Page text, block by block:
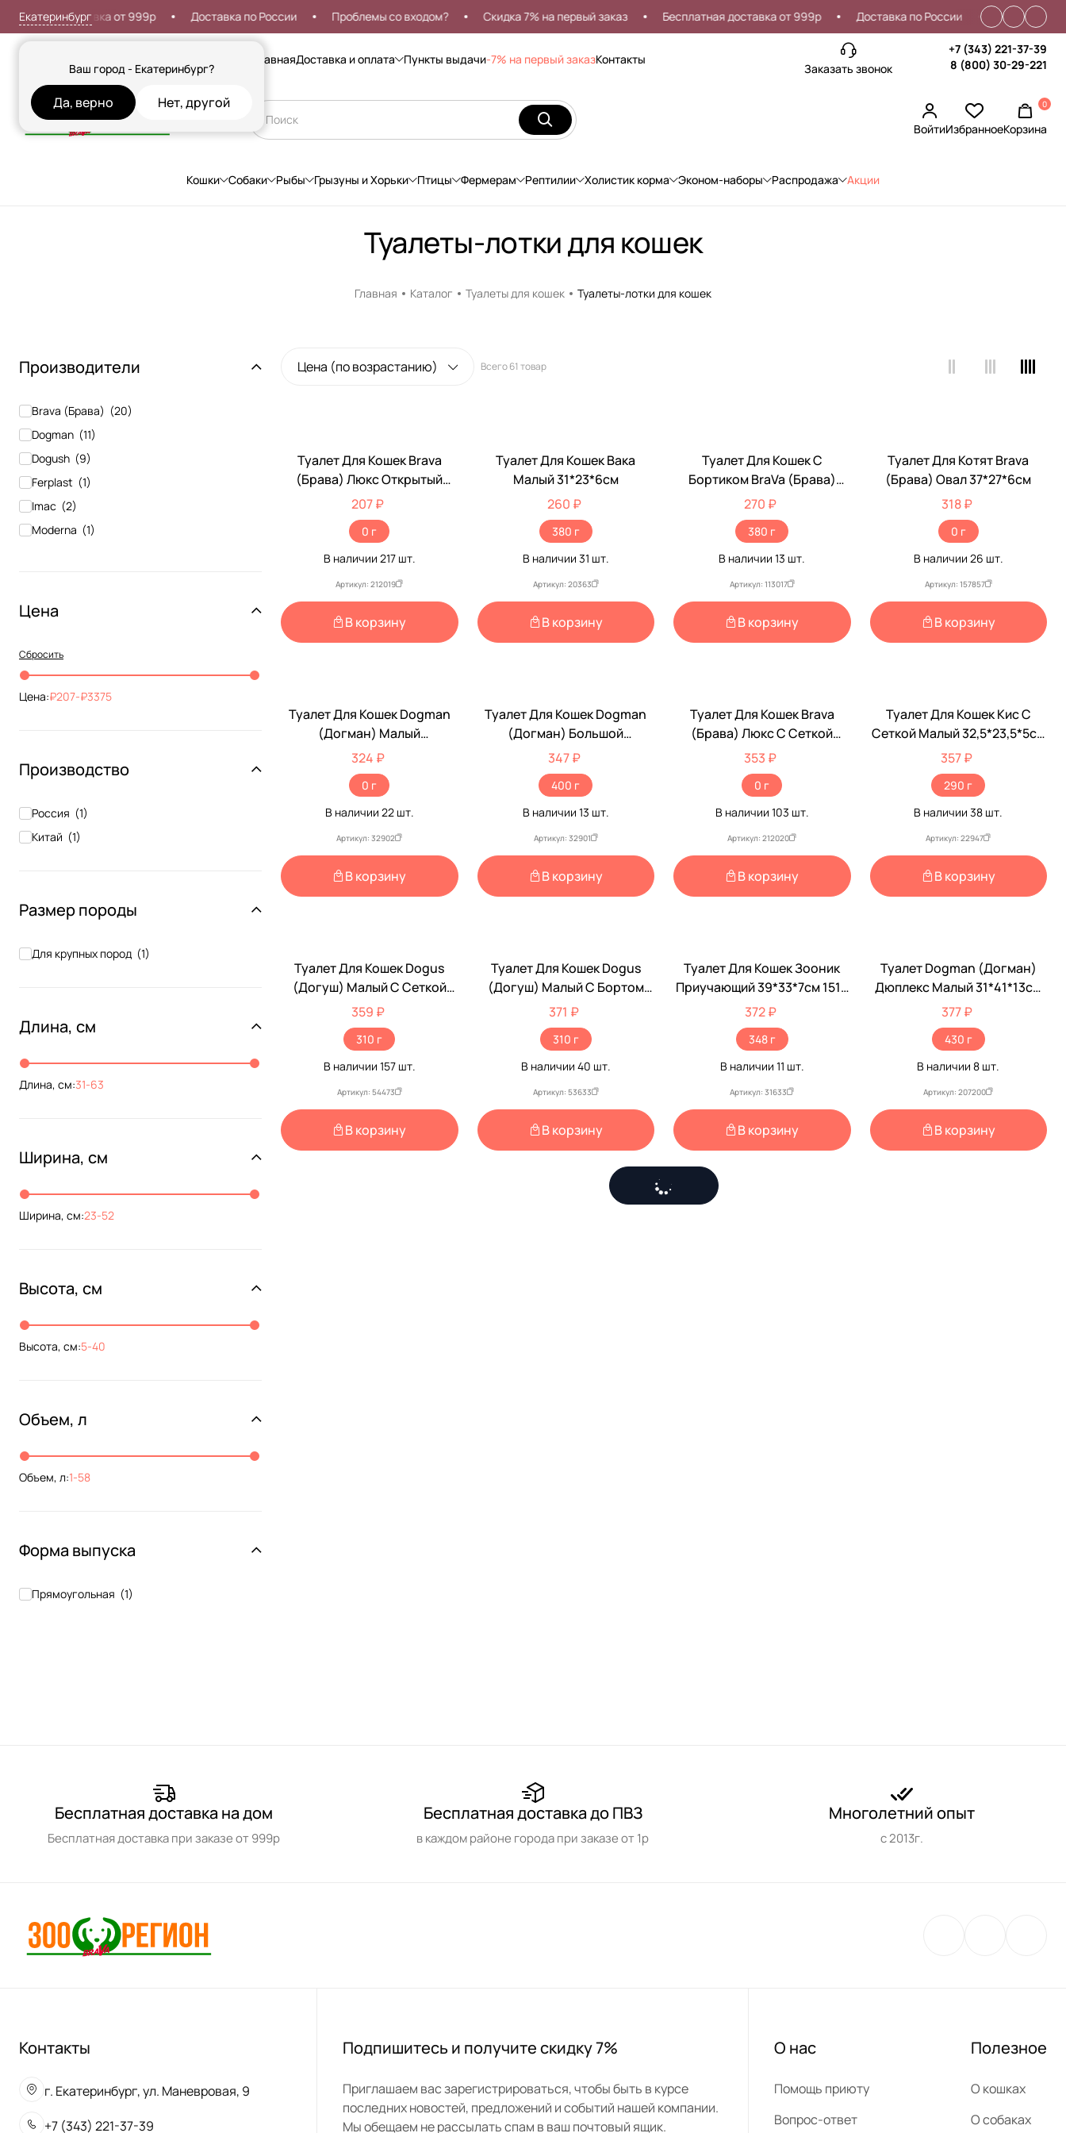
Екатеринбург
Ваш город - Екатеринбург?
Да, верно Нет, другой
доставка от 999р Доставка по России Проблемы со входом? Скидка 7% на первый заказ Бесплатная доставка от 999р Доставка по России Проблемы со
ГлавнаяДоставка и оплата Пункты выдачи-7% на первый заказКонтакты
Заказать звонок
+7 (343) 221-37-39
8 (800) 30-29-221
ВойтиИзбранное
0
Корзина
Кошки Собаки Рыбы Грызуны и Хорьки Птицы Фермерам Рептилии Холистик корма Эконом-наборы Распродажа Акции
Туалеты-лотки для кошек
Главная Каталог Туалеты для кошек Туалеты-лотки для кошек
Производители
Brava (Брава) (20)
Dogman (11)
Dogush (9)
Ferplast (1)
Imac (2)
Moderna (1)
Зооник
Цена
Сбросить
Цена: 207- 3375
Производство
Россия (1)
Китай (1)
Размер породы
Для крупных пород (1)
Длина, см
Длина, см:31-63
Ширина, см
Ширина, см:23-52
Высота, см
Высота, см:5-40
Объем, л
Объем, л:1-58
Форма выпуска
Прямоугольная (1)
Цена (по возрастанию) Всего61 товар
Туалет Для Кошек Brava
(Брава) Люкс Открытый
35*28*10,5см
207 ₽
0 г
В наличии 217шт.
Артикул: 212019
В корзину
Туалет Для Кошек Вака
Малый 31*23*6см
260 ₽
380 г
В наличии 31 шт.
Артикул: 20363
В корзину
Туалет Для Кошек С
Бортиком BraVa (Брава)
34*24*9см
270 ₽
380 г
В наличии13 шт.
Артикул: 113017
В корзину
Туалет Для Котят Brava
(Брава) Овал 37*27*6см
318 ₽
0 г
В наличии 26 шт.
Артикул: 157857
В корзину
Туалет Для Кошек Dogman
(Догман) Малый
35*25*6,5см
324 ₽
0 г
В наличии 22шт.
Артикул: 32902
В корзину
Туалет Для Кошек Dogman
(Догман) Большой
45*35*7см
347 ₽
400 г
В наличии 13 шт.
Артикул: 32901
В корзину
Туалет Для Кошек Brava
(Брава) Люкс С Сеткой
35*28*10,5см
353 ₽
0 г
В наличии 103 шт.
Артикул: 212020
В корзину
Туалет Для Кошек Кис С
Сеткой Малый 32,5*23,5*5см
ZooExpress (1*15)
357 ₽
290 г
В наличии38 шт.
Артикул: 22947
В корзину
Туалет Для Кошек Dogus
(Догуш) Малый С Сеткой
36,5*25,5*9,5см 230
359 ₽
310 г
В наличии 157шт.
Артикул: 54473
В корзину
Туалет Для Кошек Dogus
(Догуш) Малый С Бортом
37*26,5*12,5см 231
371 ₽
310 г
В наличии 40 шт.
Артикул: 53633
В корзину
Туалет Для Кошек Зооник
Приучающий 39*33*7см 1515
Микс
372 ₽
348 г
В наличии 11 шт.
Артикул: 31633
В корзину
Туалет Dogman (Догман)
Дюплекс Малый 31*41*13см
Микс
377 ₽
430 г
В наличии8 шт.
Артикул: 207200
В корзину
Бесплатная доставка на дом
Бесплатная доставка при заказе от 999р
Бесплатная доставка до ПВЗ
в каждом районе города при заказе от 1р
Многолетний опыт
с 2013г.
Контакты
г. Екатеринбург, ул. Маневровая, 9
+7 (343) 221-37-39
Подпишитесь и получите скидку 7%
Приглашаем вас зарегистрироваться, чтобы быть в курсе
последних новостей, предложений и событий нашей компании.
Мы обещаем не рассылать спам в ваш почтовый ящик.
О нас
Помощь приюту
Вопрос-ответ
Полезное
О кошках
О собаках